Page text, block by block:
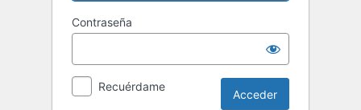
Contraseña
Recuérdame